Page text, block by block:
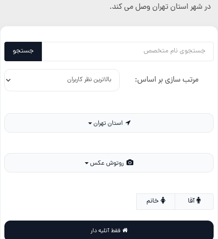
در شهر استان تهران وصل می کند.
جستجو
مرتب سازی بر اساس:
استان تهران
خانم